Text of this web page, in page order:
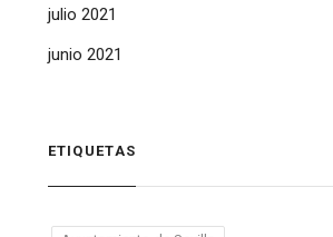
julio 2021
junio 2021
ETIQUETAS